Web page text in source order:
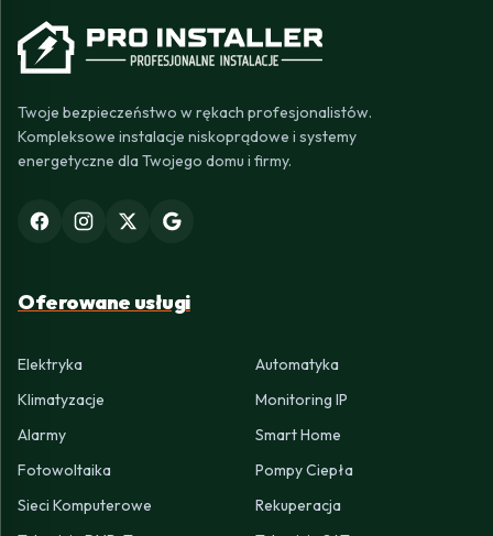
Twoje bezpieczeństwo w rękach profesjonalistów.
Kompleksowe instalacje niskoprądowe i systemy
energetyczne dla Twojego domu i firmy.
Oferowane usługi
Elektryka
Automatyka
Klimatyzacje
Monitoring IP
Alarmy
Smart Home
Fotowoltaika
Pompy Ciepła
Sieci Komputerowe
Rekuperacja